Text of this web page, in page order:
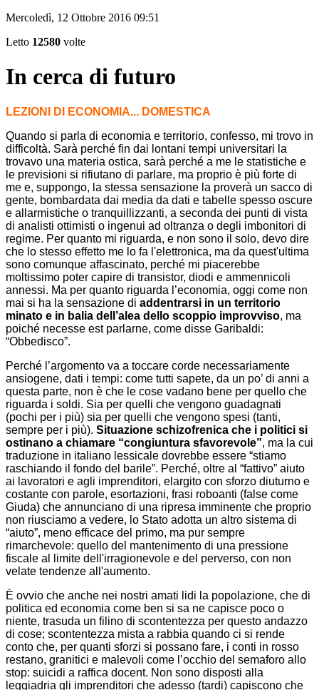
Mercoledì, 12 Ottobre 2016 09:51
Letto 12580 volte
In cerca di futuro
LEZIONI DI ECONOMIA... DOMESTICA
Quando si parla di economia e territorio, confesso, mi trovo in
difficoltà. Sarà perché fin dai lontani tempi universitari la
trovavo una materia ostica, sarà perché a me le statistiche e
le previsioni si rifiutano di parlare, ma proprio è più forte di
me e, suppongo, la stessa sensazione la proverà un sacco di
gente, bombardata dai media da dati e tabelle spesso oscure
e allarmistiche o tranquillizzanti, a seconda dei punti di vista
di analisti ottimisti o ingenui ad oltranza o degli imbonitori di
regime. Per quanto mi riguarda, e non sono il solo, devo dire
che lo stesso effetto me lo fa l'elettronica, ma da quest'ultima
sono comunque affascinato, perché mi piacerebbe
moltissimo poter capire di transistor, diodi e ammennicoli
annessi. Ma per quanto riguarda l’economia, oggi come non
mai si ha la sensazione di addentrarsi in un territorio
minato e in balia dell’alea dello scoppio improvviso, ma
poiché necesse est parlarne, come disse Garibaldi:
“Obbedisco”.
Perché l’argomento va a toccare corde necessariamente
ansiogene, dati i tempi: come tutti sapete, da un po’ di anni a
questa parte, non è che le cose vadano bene per quello che
riguarda i soldi. Sia per quelli che vengono guadagnati
(pochi per i più) sia per quelli che vengono spesi (tanti,
sempre per i più). Situazione schizofrenica che i politici si
ostinano a chiamare “congiuntura sfavorevole”, ma la cui
traduzione in italiano lessicale dovrebbe essere “stiamo
raschiando il fondo del barile”. Perché, oltre al “fattivo” aiuto
ai lavoratori e agli imprenditori, elargito con sforzo diuturno e
costante con parole, esortazioni, frasi roboanti (false come
Giuda) che annunciano di una ripresa imminente che proprio
non riusciamo a vedere, lo Stato adotta un altro sistema di
“aiuto”, meno efficace del primo, ma pur sempre
rimarchevole: quello del mantenimento di una pressione
fiscale al limite dell'irragionevole e del perverso, con non
velate tendenze all'aumento.
È ovvio che anche nei nostri amati lidi la popolazione, che di
politica ed economia come ben si sa ne capisce poco o
niente, trasuda un filino di scontentezza per questo andazzo
di cose; scontentezza mista a rabbia quando ci si rende
conto che, per quanti sforzi si possano fare, i conti in rosso
restano, granitici e malevoli come l’occhio del semaforo allo
stop: suicidi a raffica docent. Non sono disposti alla
leggiadria gli imprenditori che adesso (tardi) capiscono che